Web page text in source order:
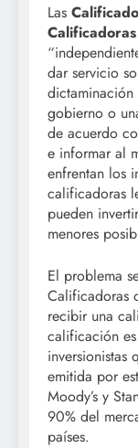
Las
dar servicio
gobierno o
de acuerdo
e informar al
enfrentan los
calificadoras
pueden
menores
El problema
Calificadoras
recibir una
calificación
inversionistas
emitida por
Moody’s y
90% del
países.